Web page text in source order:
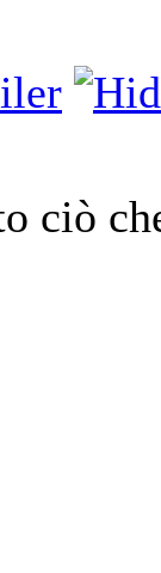
ciò